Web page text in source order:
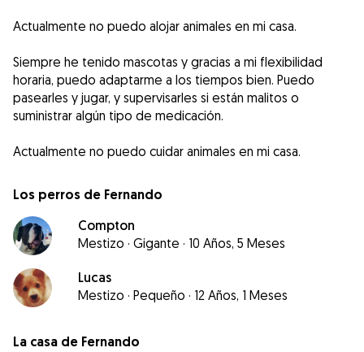
Actualmente no puedo alojar animales en mi casa.
Siempre he tenido mascotas y gracias a mi flexibilidad
horaria, puedo adaptarme a los tiempos bien. Puedo
pasearles y jugar, y supervisarles si están malitos o
suministrar algún tipo de medicación.
Actualmente no puedo cuidar animales en mi casa.
Los perros de Fernando
Compton
Mestizo · Gigante · 10 Años, 5 Meses
Lucas
Mestizo · Pequeño · 12 Años, 1 Meses
La casa de Fernando